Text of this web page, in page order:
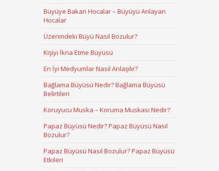
Büyüye Bakan Hocalar – Büyüyü Anlayan
Hocalar
Üzerimdeki Büyü Nasıl Bozulur?
Kişiyi İkna Etme Büyüsü
En İyi Medyumlar Nasıl Anlaşılır?
Bağlama Büyüsü Nedir? Bağlama Büyüsü
Belirtileri
Koruyucu Muska – Koruma Muskası Nedir?
Papaz Büyüsü Nedir? Papaz Büyüsü Nasıl
Bozulur?
Papaz Büyüsü Nasıl Bozulur? Papaz Büyüsü
Etkileri